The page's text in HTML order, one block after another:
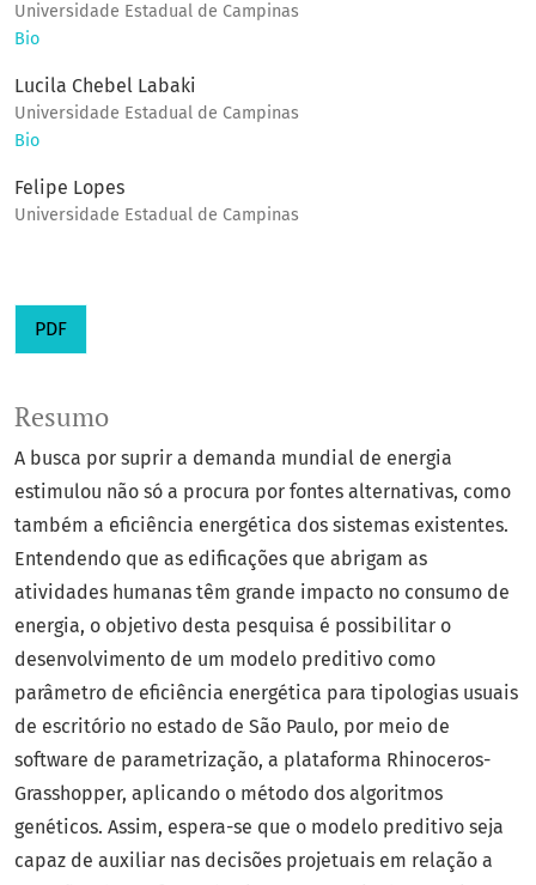
Universidade Estadual de Campinas
Bio
Lucila Chebel Labaki
Universidade Estadual de Campinas
Bio
Felipe Lopes
Universidade Estadual de Campinas
PDF
Resumo
A busca por suprir a demanda mundial de energia
estimulou não só a procura por fontes alternativas, como
também a eficiência energética dos sistemas existentes.
Entendendo que as edificações que abrigam as
atividades humanas têm grande impacto no consumo de
energia, o objetivo desta pesquisa é possibilitar o
desenvolvimento de um modelo preditivo como
parâmetro de eficiência energética para tipologias usuais
de escritório no estado de São Paulo, por meio de
software de parametrização, a plataforma Rhinoceros-
Grasshopper, aplicando o método dos algoritmos
genéticos. Assim, espera-se que o modelo preditivo seja
capaz de auxiliar nas decisões projetuais em relação a